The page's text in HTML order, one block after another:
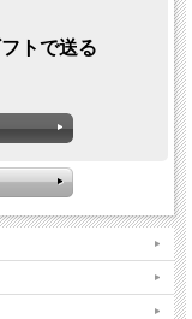
トで送る